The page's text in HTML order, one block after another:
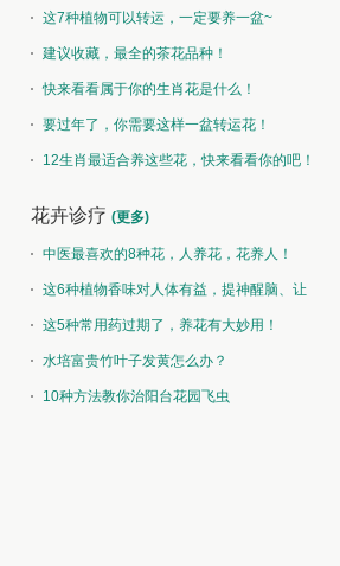
这7种植物可以转运，一定要养一盆~
建议收藏，最全的茶花品种！
快来看看属于你的生肖花是什么！
要过年了，你需要这样一盆转运花！
12生肖最适合养这些花，快来看看你的吧！
花卉诊疗 (更多)
中医最喜欢的8种花，人养花，花养人！
这6种植物香味对人体有益，提神醒脑、让
你睡的香、身体棒。
这5种常用药过期了，养花有大妙用！
水培富贵竹叶子发黄怎么办？
10种方法教你治阳台花园飞虫